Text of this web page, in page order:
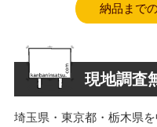
納品まで
現地調査
埼玉県・東京都・栃木県